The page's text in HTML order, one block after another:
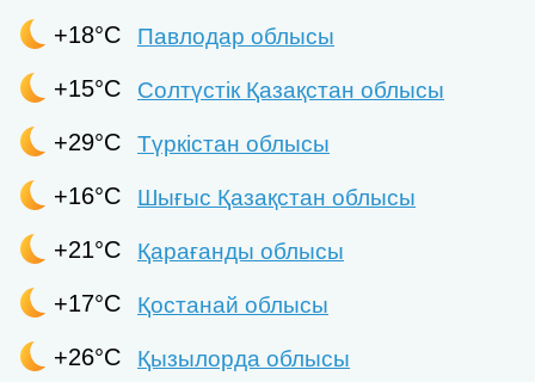
+18°C
Павлодар облысы
+15°C
Солтүстік Қазақстан облысы
+29°C
Түркістан облысы
+16°C
Шығыс Қазақстан облысы
+21°C
Қарағанды облысы
+17°C
Қостанай облысы
+26°C
Қызылорда облысы